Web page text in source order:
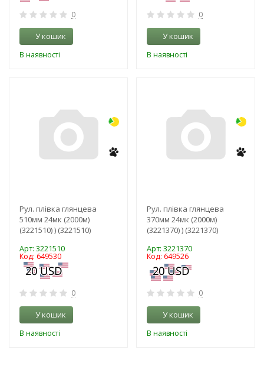
0
У кошик
В наявності
0
У кошик
В наявності
Рул. плівка глянцева
510мм 24мк (2000м)
(3221510) ) (3221510)
Арт: 3221510
Код: 649530
0
У кошик
В наявності
Рул. плівка глянцева
370мм 24мк (2000м)
(3221370) ) (3221370)
Арт: 3221370
Код: 649526
0
У кошик
В наявності